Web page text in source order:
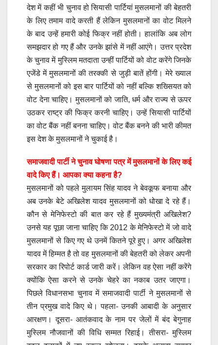
देश में कहीं भी चुनाव हो सियासी पार्टियां मुसलमानों की बेहतरी
के लिए तमाम वादे करती हैं लेकिन मुसलमानों का वोट मिलने
के बाद उन्हें हमारी कोई फिक्र नहीं होती। हालांकि अब लोग
समझदार हो गए हैं और उनके झांसे में नहीं आएंगे। उत्तर प्रदेश
के चुनाव में मुस्लिम मतदाता उन्हीं पार्टियों को वोट करेंगे जिनके
एजेंडे में मुसलमानों की तरक्की से जुड़ी बातें होंगी। मेरे ख्याल
से मुसलमानों को इस बार पार्टियों को नहीं बल्कि शख्सियत को
वोट देना चाहिए। मुसलमानों को जाति, धर्म और राज्य से ऊपर
उठकर राष्ट्र की फिक्र करनी चाहिए। उन्हें सियासी पार्टियों
का वोट बैंक नहीं बनना चाहिए। वोट बैंक बनने की भारी कीमत
इस देश के मुसलमानों ने चुकाई है।
समाजवादी पार्टी ने चुनाव घोषणा पत्र में मुसलमानों के लिए कई
वादे किए हैं। आपका क्या कहना है?
मुसलमानों को पहले मुलायम सिंह यादव ने बेवकूफ बनाया और
अब उनके बेटे अखिलेश यादव मुसलमानों को धोखा दे रहे हैं।
कौन से मेनिफेस्टो की बात कर रहे हैं मुख्यमंत्री अखिलेश?
उनसे यह पूछा जाना चाहिए कि 2012 के मेनिफेस्टो में जो वादे
मुसलमानों से किए गए थे उनमें कितने पूरे हुए। अगर अखिलेश
यादव में हिम्मत है तो वह मुसलमानों की बेहतरी को लेकर अपनी
सरकार का रिपोर्ट कार्ड जारी करें। लेकिन वह ऐसा नहीं करेंगे
क्योंकि ऐसा करने से उनके चेहरे का नकाब उतर जाएगा।
पिछले विधानसभा चुनाव में समाजवादी पार्टी ने मुसलमानों से
तीन प्रमुख वादे किए थे। पहला- उनकी आबादी के अनुसार
आरक्षण। दूसरा- आतंकवाद के नाम पर जेलों में बंद बेगुनाह
मुस्लिम नौजवानों की विधि सम्मत रिहाई। तीसरा- मुस्लिम